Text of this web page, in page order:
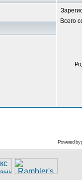
Всего
Powered by